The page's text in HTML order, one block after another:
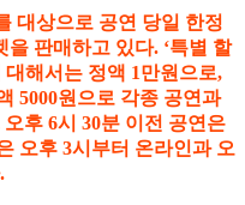
대상으로 공연 당일 한정
판매하고 있다. ‘특별 할
대해서는 정액 1만원으로,
5000원으로 각종 공연과
후 6시 30분 이전 공연은
오후 3시부터 온라인과 오